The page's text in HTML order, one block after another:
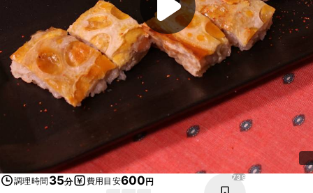
調理時間 35分 費用目安600円 739